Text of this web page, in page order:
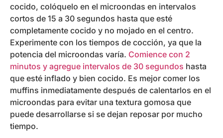
cocido, colóquelo en el microondas en intervalos
cortos de 15 a 30 segundos hasta que esté
completamente cocido y no mojado en el centro.
Experimente con los tiempos de cocción, ya que la
potencia del microondas varía. Comience con 2
minutos y agregue intervalos de 30 segundos hasta
que esté inflado y bien cocido. Es mejor comer los
muffins inmediatamente después de calentarlos en el
microondas para evitar una textura gomosa que
puede desarrollarse si se dejan reposar por mucho
tiempo.